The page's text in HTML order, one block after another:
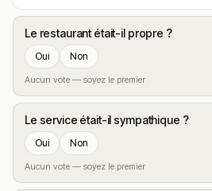
Le restaurant était-il propre ?
Oui Non
Aucun vote — soyez le premier
Le service était-il sympathique ?
Oui Non
Aucun vote — soyez le premier